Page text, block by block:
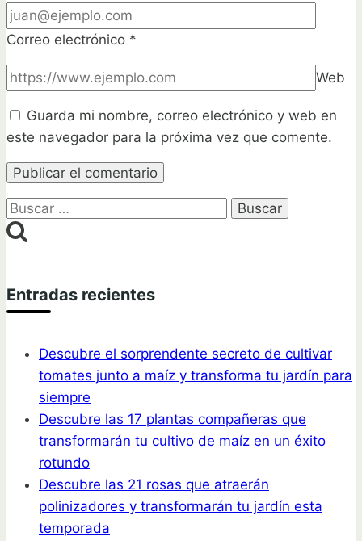
Correo electrónico *
Web
Guarda mi nombre, correo electrónico y web en
este navegador para la próxima vez que comente.
Buscar:
Entradas recientes
Descubre el sorprendente secreto de cultivar
tomates junto a maíz y transforma tu jardín para
siempre
Descubre las 17 plantas compañeras que
transformarán tu cultivo de maíz en un éxito
rotundo
Descubre las 21 rosas que atraerán
polinizadores y transformarán tu jardín esta
temporada